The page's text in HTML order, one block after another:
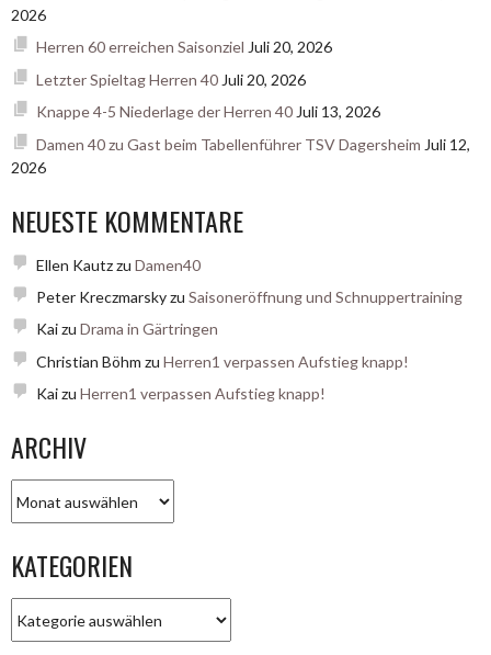
2026
Herren 60 erreichen Saisonziel Juli 20, 2026
Letzter Spieltag Herren 40 Juli 20, 2026
Knappe 4-5 Niederlage der Herren 40 Juli 13, 2026
Damen 40 zu Gast beim Tabellenführer TSV Dagersheim Juli 12,
2026
NEUESTE KOMMENTARE
Ellen Kautzzu Damen40
Peter Kreczmarskyzu Saisoneröffnung und Schnuppertraining
Kaizu Drama in Gärtringen
Christian Böhm zu Herren1 verpassen Aufstieg knapp!
Kaizu Herren1 verpassen Aufstieg knapp!
ARCHIV
KATEGORIEN